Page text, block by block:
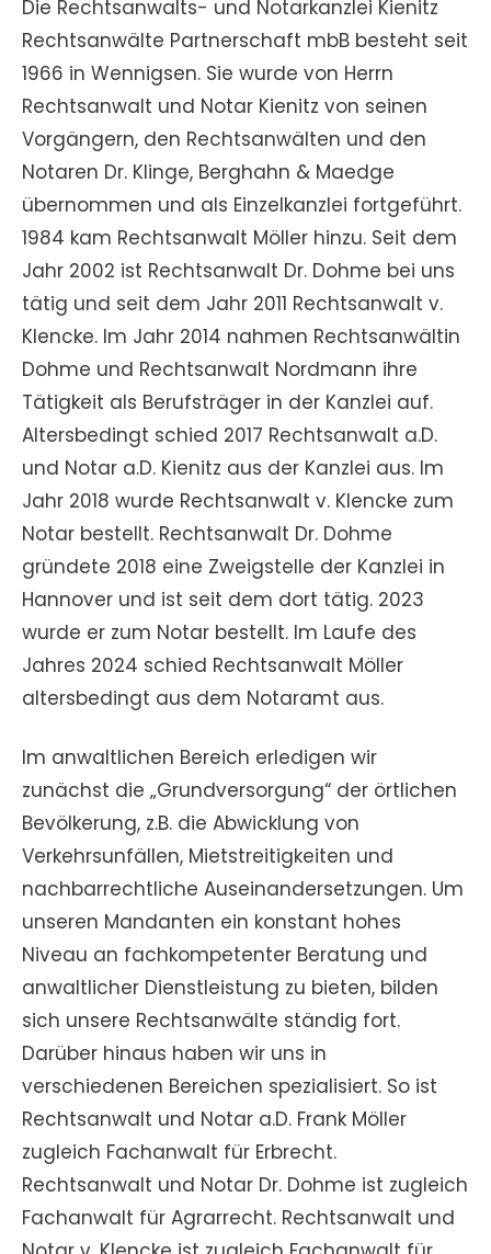
Die Rechtsanwalts- und Notarkanzlei Kienitz
Rechtsanwälte Partnerschaft mbB besteht seit
1966 in Wennigsen. Sie wurde von Herrn
Rechtsanwalt und Notar Kienitz von seinen
Vorgängern, den Rechtsanwälten und den
Notaren Dr. Klinge, Berghahn & Maedge
übernommen und als Einzelkanzlei fortgeführt.
1984 kam Rechtsanwalt Möller hinzu. Seit dem
Jahr 2002 ist Rechtsanwalt Dr. Dohme bei uns
tätig und seit dem Jahr 2011 Rechtsanwalt v.
Klencke. Im Jahr 2014 nahmen Rechtsanwältin
Dohme und Rechtsanwalt Nordmann ihre
Tätigkeit als Berufsträger in der Kanzlei auf.
Altersbedingt schied 2017 Rechtsanwalt a.D.
und Notar a.D. Kienitz aus der Kanzlei aus. Im
Jahr 2018 wurde Rechtsanwalt v. Klencke zum
Notar bestellt. Rechtsanwalt Dr. Dohme
gründete 2018 eine Zweigstelle der Kanzlei in
Hannover und ist seit dem dort tätig. 2023
wurde er zum Notar bestellt. Im Laufe des
Jahres 2024 schied Rechtsanwalt Möller
altersbedingt aus dem Notaramt aus.
Im anwaltlichen Bereich erledigen wir
zunächst die „Grundversorgung“ der örtlichen
Bevölkerung, z.B. die Abwicklung von
Verkehrsunfällen, Mietstreitigkeiten und
nachbarrechtliche Auseinandersetzungen. Um
unseren Mandanten ein konstant hohes
Niveau an fachkompetenter Beratung und
anwaltlicher Dienstleistung zu bieten, bilden
sich unsere Rechtsanwälte ständig fort.
Darüber hinaus haben wir uns in
verschiedenen Bereichen spezialisiert. So ist
Rechtsanwalt und Notar a.D. Frank Möller
zugleich Fachanwalt für Erbrecht.
Rechtsanwalt und Notar Dr. Dohme ist zugleich
Fachanwalt für Agrarrecht. Rechtsanwalt und